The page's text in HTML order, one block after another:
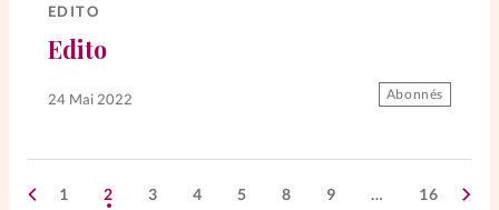
EDITO
Edito
24 Mai 2022 Abonnés
1 2 3 4 5 8 9 … 16